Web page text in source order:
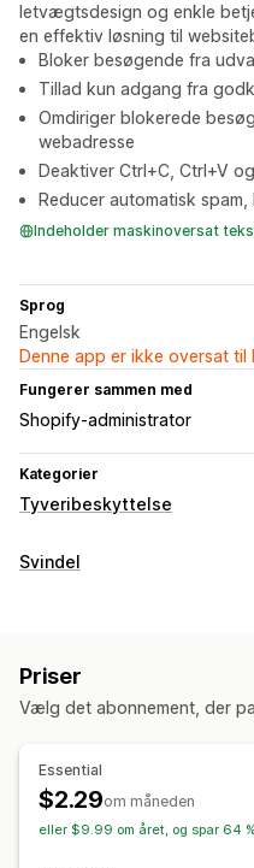
letvægtsdesign og enkle
en effektiv løsning til
Bloker besøgende fra
Tillad kun adgang fra
Omdiriger blokerede
webadresse
Deaktiver Ctrl+C, Ctrl+V
Reducer automatisk
Indeholder maskinoversat
Sprog
Engelsk
Denne app er ikke oversat til
Fungerer sammen med
Shopify-administrator
Kategorier
Tyveribeskyttelse
Beskyttede aktiver
Blokerede handlinger
Udskriv skærm
Lagring af billede
Træk og
Webskrabning
Spy-
Svindel
Misbrug af gavekort
Tilpassede regler
Geolokationsomdirigering
Priser
Vælg det abonnement, der
Essential
$2.29om måneden
eller $9.99 om året, og spar 64 %